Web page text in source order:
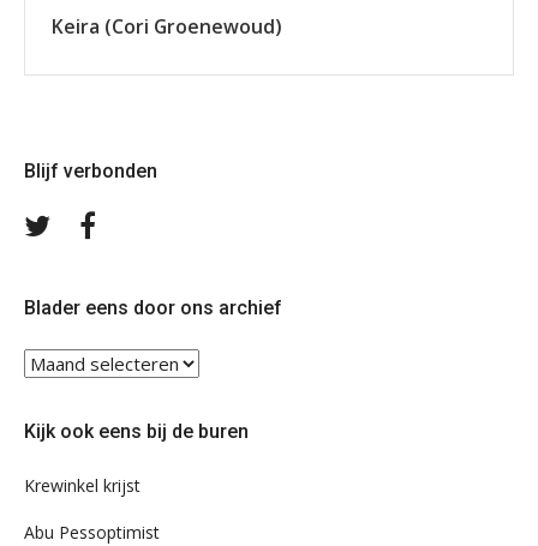
Keira (Cori Groenewoud)
Blijf verbonden
Volg
Blader eens door ons archief
Blader
eens
ons
Kijk ook eens bij de buren
Krewinkel krijst
Abu Pessoptimist